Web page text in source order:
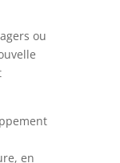
ou
en